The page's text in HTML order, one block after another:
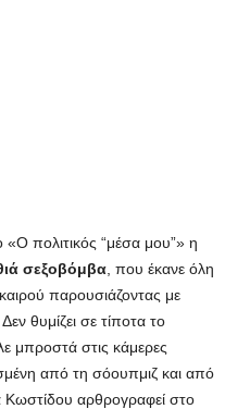
«Ο πολιτικός “μέσα μου”» η
σεξοβόμβα , που έκανε όλη
παρουσιάζοντας με
θυμίζει σε τίποτα το
μπροστά στις κάμερες
από τη σόουπμιζ και από
Κωστίδου αρθρογραφεί στο